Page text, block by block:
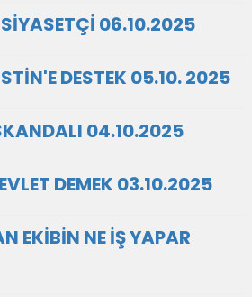
06.10.2025
DESTEK 05.10. 2025
04.10.2025
DEMEK 03.10.2025
EKİBİN NE İŞ YAPAR